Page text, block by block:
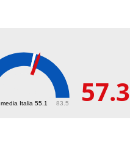
media Italia 55.1 83.5 57.3